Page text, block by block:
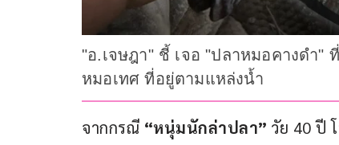
"อ.เจษฎา" ชี้ เจอ "ปลาหมอคางดำ"
หมอเทศ ที่อยู่ตามแหล่งน้ำ
จากกรณี “หนุ่มนักล่าปลา” วัย 40 ปี